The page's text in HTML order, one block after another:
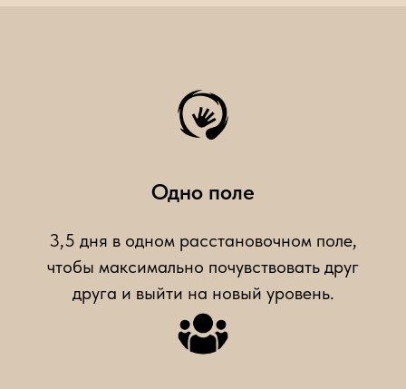
Одно поле
3,5 дня в одном расстановочном поле,
чтобы максимально почувствовать друг
друга и выйти на новый уровень.